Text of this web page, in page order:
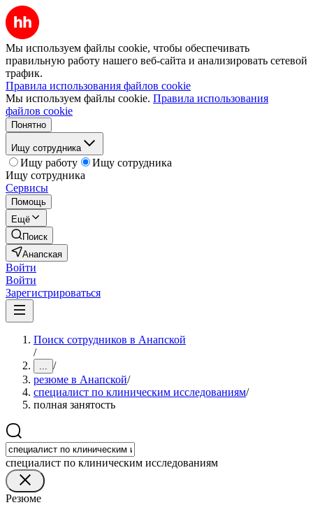
Мы используем файлы cookie, чтобы обеспечивать
правильную работу нашего веб-сайта и анализировать сетевой
трафик.
Правила использования файлов cookie
Мы используем файлы cookie. Правила использования
файлов cookie
Понятно
Ищу сотрудника
Ищу работу
Ищу сотрудника
Ищу сотрудника
Сервисы
Помощь
Ещё
Поиск
Анапская
Войти
Войти
Зарегистрироваться
Поиск сотрудников в Анапской
/
... /
резюме в Анапской/
специалист по клиническим исследованиям/
полная занятость
специалист по клиническим исследованиям
Резюме